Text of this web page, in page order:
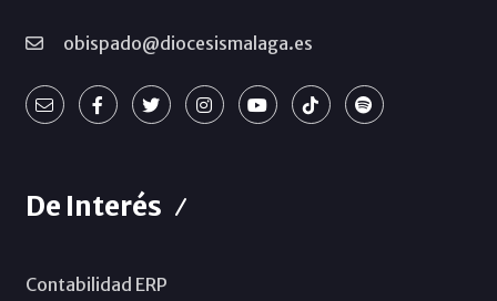
obispado@diocesismalaga.es
De Interés
Contabilidad ERP